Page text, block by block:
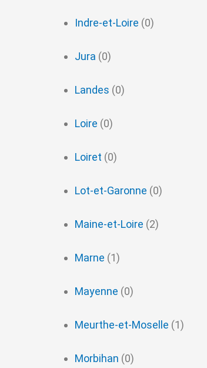
Indre-et-Loire (0)
Jura (0)
Landes (0)
Loire (0)
Loiret (0)
Lot-et-Garonne (0)
Maine-et-Loire (2)
Marne (1)
Mayenne (0)
Meurthe-et-Moselle (1)
Morbihan (0)